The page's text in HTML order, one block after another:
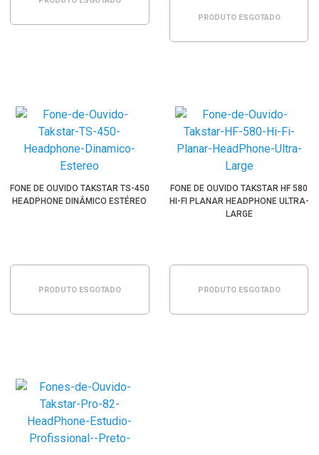
PRODUTO ESGOTADO
FONE DE OUVIDO TAKSTAR TS-450
HEADPHONE DINÂMICO ESTÉREO
PRODUTO ESGOTADO
FONE DE OUVIDO TAKSTAR HF 580
HI-FI PLANAR HEADPHONE ULTRA-
LARGE
PRODUTO ESGOTADO